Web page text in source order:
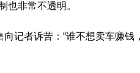
也非常不透明。
记者诉苦：“谁不想卖车赚钱